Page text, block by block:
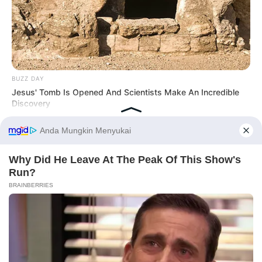
PRIVACY POLICY DISCLAIMER HUBUNGI KAMI IKLAN
BUZZ DAY
Jesus' Tomb Is Opened And Scientists Make An Incredible
Discovery
Before You Go